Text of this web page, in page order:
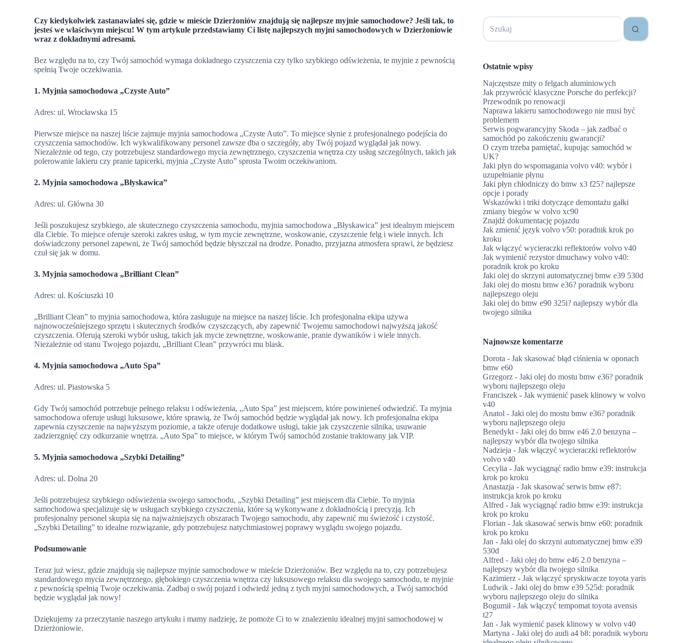
Czy kiedykolwiek zastanawiałeś się, gdzie w mieście Dzierżoniów znajdują się najlepsze myjnie samochodowe? Jeśli tak, to
jesteś we właściwym miejscu! W tym artykule przedstawiamy Ci listę najlepszych myjni samochodowych w Dzierżoniowie
wraz z dokładnymi adresami.
Bez względu na to, czy Twój samochód wymaga dokładnego czyszczenia czy tylko szybkiego odświeżenia, te myjnie z pewnością
spełnią Twoje oczekiwania.
1. Myjnia samochodowa „Czyste Auto”
Adres: ul. Wrocławska 15
Pierwsze miejsce na naszej liście zajmuje myjnia samochodowa „Czyste Auto”. To miejsce słynie z profesjonalnego podejścia do
czyszczenia samochodów. Ich wykwalifikowany personel zawsze dba o szczegóły, aby Twój pojazd wyglądał jak nowy.
Niezależnie od tego, czy potrzebujesz standardowego mycia zewnętrznego, czyszczenia wnętrza czy usług szczególnych, takich jak
polerowanie lakieru czy pranie tapicerki, myjnia „Czyste Auto” sprosta Twoim oczekiwaniom.
2. Myjnia samochodowa „Błyskawica”
Adres: ul. Główna 30
Jeśli poszukujesz szybkiego, ale skutecznego czyszczenia samochodu, myjnia samochodowa „Błyskawica” jest idealnym miejscem
dla Ciebie. To miejsce oferuje szeroki zakres usług, w tym mycie zewnętrzne, woskowanie, czyszczenie felg i wiele innych. Ich
doświadczony personel zapewni, że Twój samochód będzie błyszczał na drodze. Ponadto, przyjazna atmosfera sprawi, że będziesz
czuł się jak w domu.
3. Myjnia samochodowa „Brilliant Clean”
Adres: ul. Kościuszki 10
„Brilliant Clean” to myjnia samochodowa, która zasługuje na miejsce na naszej liście. Ich profesjonalna ekipa używa
najnowocześniejszego sprzętu i skutecznych środków czyszczących, aby zapewnić Twojemu samochodowi najwyższą jakość
czyszczenia. Oferują szeroki wybór usług, takich jak mycie zewnętrzne, woskowanie, pranie dywaników i wiele innych.
Niezależnie od stanu Twojego pojazdu, „Brilliant Clean” przywróci mu blask.
4. Myjnia samochodowa „Auto Spa”
Adres: ul. Piastowska 5
Gdy Twój samochód potrzebuje pełnego relaksu i odświeżenia, „Auto Spa” jest miejscem, które powinieneś odwiedzić. Ta myjnia
samochodowa oferuje usługi luksusowe, które sprawią, że Twój samochód będzie wyglądał jak nowy. Ich profesjonalna ekipa
zapewnia czyszczenie na najwyższym poziomie, a także oferuje dodatkowe usługi, takie jak czyszczenie silnika, usuwanie
zadzierzgnięć czy odkurzanie wnętrza. „Auto Spa” to miejsce, w którym Twój samochód zostanie traktowany jak VIP.
5. Myjnia samochodowa „Szybki Detailing”
Adres: ul. Dolna 20
Jeśli potrzebujesz szybkiego odświeżenia swojego samochodu, „Szybki Detailing” jest miejscem dla Ciebie. To myjnia
samochodowa specjalizuje się w usługach szybkiego czyszczenia, które są wykonywane z dokładnością i precyzją. Ich
profesjonalny personel skupia się na najważniejszych obszarach Twojego samochodu, aby zapewnić mu świeżość i czystość.
„Szybki Detailing” to idealne rozwiązanie, gdy potrzebujesz natychmiastowej poprawy wyglądu swojego pojazdu.
Podsumowanie
Teraz już wiesz, gdzie znajdują się najlepsze myjnie samochodowe w mieście Dzierżoniów. Bez względu na to, czy potrzebujesz
standardowego mycia zewnętrznego, głębokiego czyszczenia wnętrza czy luksusowego relaksu dla swojego samochodu, te myjnie
z pewnością spełnią Twoje oczekiwania. Zadbaj o swój pojazd i odwiedź jedną z tych myjni samochodowych, a Twój samochód
będzie wyglądał jak nowy!
Dziękujemy za przeczytanie naszego artykułu i mamy nadzieję, że pomoże Ci to w znalezieniu idealnej myjni samochodowej w
Dzierżoniowie.
Brak
wyników
Ostatnie wpisy
Najczęstsze mity o felgach aluminiowych
Jak przywrócić klasyczne Porsche do perfekcji?
Przewodnik po renowacji
Naprawa lakieru samochodowego nie musi być
problemem
Serwis pogwarancyjny Skoda – jak zadbać o
samochód po zakończeniu gwarancji?
O czym trzeba pamiętać, kupując samochód w
UK?
Jaki płyn do wspomagania volvo v40: wybór i
uzupełnianie płynu
Jaki płyn chłodniczy do bmw x3 f25? najlepsze
opcje i porady
Wskazówki i triki dotyczące demontażu gałki
zmiany biegów w volvo xc90
Znajdź dokumentację pojazdu
Jak zmienić język volvo v50: poradnik krok po
kroku
Jak włączyć wycieraczki reflektorów volvo v40
Jak wymienić rezystor dmuchawy volvo v40:
poradnik krok po kroku
Jaki olej do skrzyni automatycznej bmw e39 530d
Jaki olej do mostu bmw e36? poradnik wyboru
najlepszego oleju
Jaki olej do bmw e90 325i? najlepszy wybór dla
twojego silnika
Najnowsze komentarze
Dorota -Jak skasować błąd ciśnienia w oponach
bmw e60
Grzegorz -Jaki olej do mostu bmw e36? poradnik
wyboru najlepszego oleju
Franciszek -Jak wymienić pasek klinowy w volvo
v40
Anatol -Jaki olej do mostu bmw e36? poradnik
wyboru najlepszego oleju
Benedykt -Jaki olej do bmw e46 2.0 benzyna –
najlepszy wybór dla twojego silnika
Nadzieja -Jak włączyć wycieraczki reflektorów
volvo v40
Cecylia -Jak wyciągnąć radio bmw e39: instrukcja
krok po kroku
Anastazja -Jak skasować serwis bmw e87:
instrukcja krok po kroku
Alfred -Jak wyciągnąć radio bmw e39: instrukcja
krok po kroku
Florian -Jak skasować serwis bmw e60: poradnik
krok po kroku
Jan -Jaki olej do skrzyni automatycznej bmw e39
530d
Alfred -Jaki olej do bmw e46 2.0 benzyna –
najlepszy wybór dla twojego silnika
Kazimierz -Jak włączyć spryskiwacze toyota yaris
Ludwik -Jaki olej do bmw e39 525d: poradnik
wyboru najlepszego oleju do silnika
Bogumił-Jak włączyć tempomat toyota avensis
t27
Jan -Jak wymienić pasek klinowy w volvo v40
Martyna -Jaki olej do audi a4 b8: poradnik wyboru